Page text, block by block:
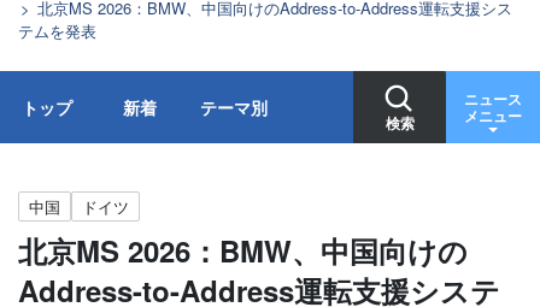
北京MS 2026：BMW、中国向けのAddress-to-Address運転支援シス
テムを発表
トップ 新着 テーマ別
検索
ニュース
メニュー
中国 ドイツ
北京MS 2026：BMW、中国向けの
Address-to-Address運転支援システ